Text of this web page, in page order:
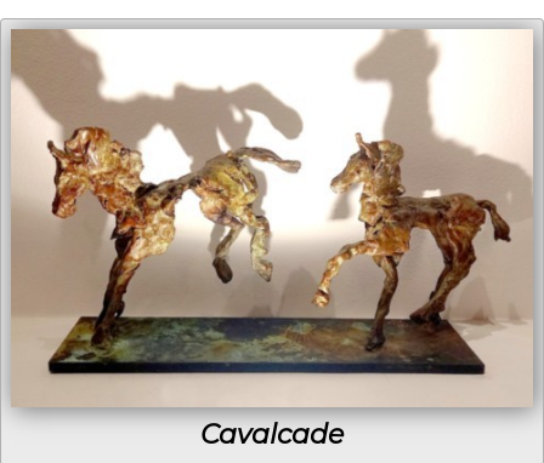
Cavalcade